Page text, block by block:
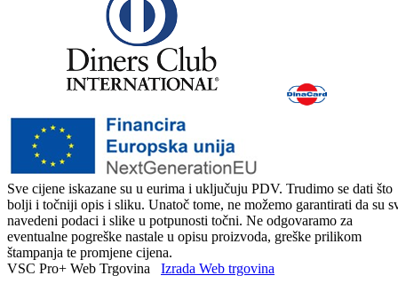
Sve cijene iskazane su u eurima i uključuju PDV. Trudimo se dati što
bolji i točniji opis i sliku. Unatoč tome, ne možemo garantirati da su
navedeni podaci i slike u potpunosti točni. Ne odgovaramo za
eventualne pogreške nastale u opisu proizvoda, greške prilikom
štampanja te promjene cijena.
VSC Pro+ Web Trgovina Izrada Web trgovina